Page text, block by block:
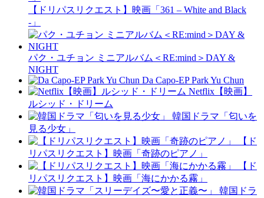
【ドリパスリクエスト】映画「361 – White and Black
-」
パク・ユチョン ミニアルバム＜RE:mind＞DAY &
NIGHT
Da Capo-EP Park Yu Chun
Netflix【映画】
ルシッド・ドリーム
韓国ドラマ「匂いを
見る少女」
【ド
リパスリクエスト】映画「奇跡のピアノ」
【ド
リパスリクエスト】映画「海にかかる霧」
韓国ドラ